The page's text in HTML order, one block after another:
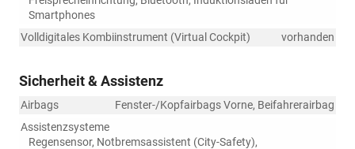
Smartphones
Volldigitales Kombiinstrument (Virtual Cockpit)
vorhanden
Sicherheit & Assistenz
Airbags
Fenster-/Kopfairbags Vorne, Beifahrerairbag
Assistenzsysteme
Regensensor, Notbremsassistent (City-Safety),